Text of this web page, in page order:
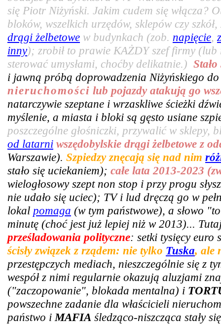
się Piotr Niżyński. Jakim cudem się włącza?
bloków, wszelkich urzędów, sklepów czy
drągi żelbetowe w budynkach (zob. napięcie,
inny); zrobił to prawie KAŻDY szef firmy
sterować umysłami, choćby delikatnie.)
i jawną próbą doprowadzenia Niżyńskiego
nieruchomości lub pojazdy atakują go
natarczywie szeptane i wrzaskliwe ścieżki
myślenie, a miasta i bloki są gęsto usiane
poszczególne głośniczki, przywalić w sklepy,
od latarni wszędobylskie drągi żelbetowe z
Warszawie). Szpiedzy znęcają się nad nim
stało się uciekaniem); całe lata 2013-2023
wielogłosowy szept non stop i przy progu
nie udało się uciec); TV i lud dręczą go w
lokal pomaga (w tym państwowe), a słowo
minutę (choć jest już lepiej niż w 2013)...
prześladowania polityczne: setki tysięcy euro
ścisły związek z rządem: nie tylko Tuska, ale
przestępczych mediach, nieszczególnie się
wespół z nimi regularnie okazują aluzjami
("zaczopowanie", blokada mentalna) i
powszechne zadanie dla właścicieli
państwo i MAFIA śledząco-niszcząca stały